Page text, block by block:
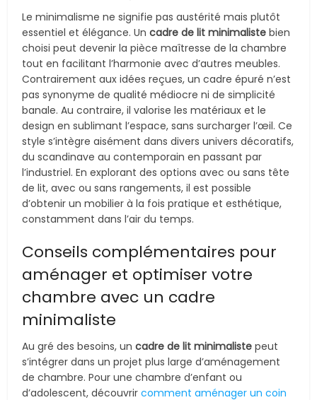
Le minimalisme ne signifie pas austérité mais plutôt
essentiel et élégance. Uncadre de lit minimaliste bien
choisi peut devenir la pièce maîtresse de la chambre
tout en facilitant l’harmonie avec d’autres meubles.
Contrairement aux idées reçues, un cadre épuré n’est
pas synonyme de qualité médiocre ni de simplicité
banale. Au contraire, il valorise les matériaux et le
design en sublimant l’espace, sans surcharger l’œil. Ce
style s’intègre aisément dans divers univers décoratifs,
du scandinave au contemporain en passant par
l’industriel. En explorant des options avec ou sans tête
de lit, avec ou sans rangements, il est possible
d’obtenir un mobilier à la fois pratique et esthétique,
constamment dans l’air du temps.
Conseils complémentaires pour
aménager et optimiser votre
chambre avec un cadre
minimaliste
Au gré des besoins, uncadre de lit minimaliste peut
s’intégrer dans un projet plus large d’aménagement
de chambre. Pour une chambre d’enfant ou
d’adolescent, découvrircomment aménager un coin